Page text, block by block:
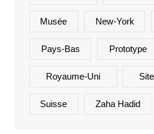
Musée New-York
Pays-Bas Prototype
Royaume-Uni Site
Suisse Zaha Hadid